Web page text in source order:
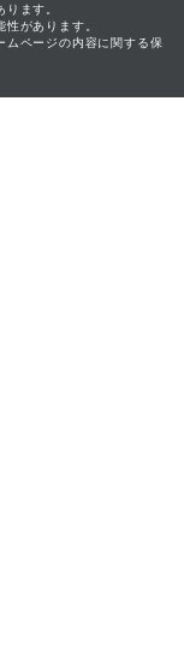
ます。
があります。
ムページの内容に関する保